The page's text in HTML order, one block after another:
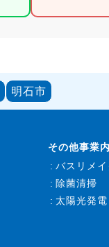
明石市
その他事業
バスリメイ
除菌清掃
太陽光発電